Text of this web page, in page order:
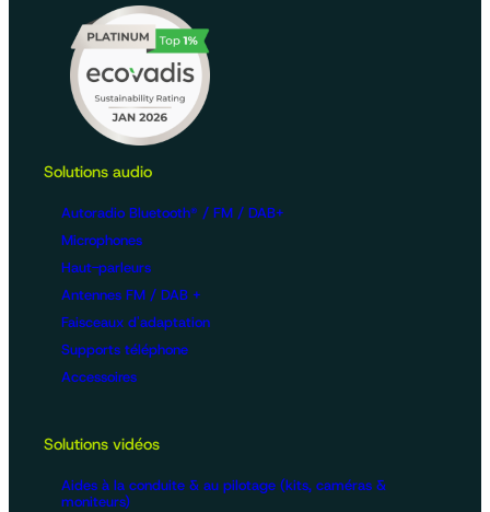
Solutions audio
Autoradio Bluetooth® / FM / DAB+
Microphones
Haut-parleurs
Antennes FM / DAB +
Faisceaux d'adaptation
Supports téléphone
Accessoires
Solutions vidéos
Aides à la conduite & au pilotage (kits, caméras &
moniteurs)